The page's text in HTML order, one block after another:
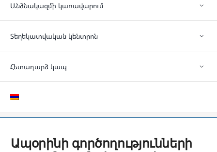
Անձնակազմի կառավարում
Տեղեկատվական կենտրոն
Հետադարձ կապ
Ապօրինի գործողությունների